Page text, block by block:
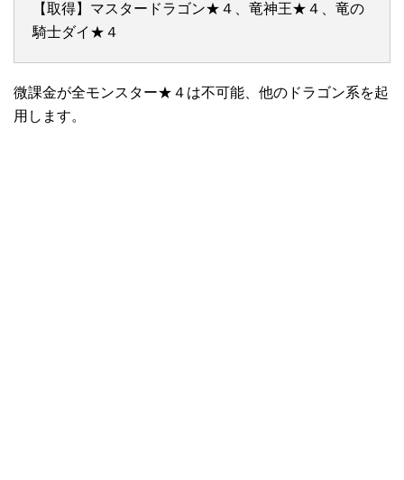
【取得】マスタードラゴン★４、竜神王★４、竜の
騎士ダイ★４
微課金が全モンスター★４は不可能、他のドラゴン系を起
用します。